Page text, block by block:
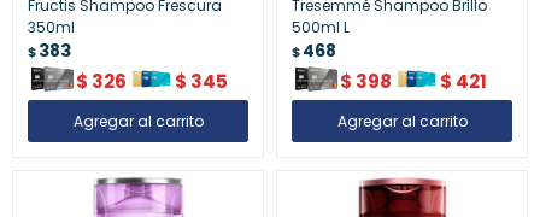
Fructis Shampoo Frescura
350ml
$383
$ 326 $ 345
Tresemmé Shampoo Brillo
500ml L
$468
$ 398 $ 421